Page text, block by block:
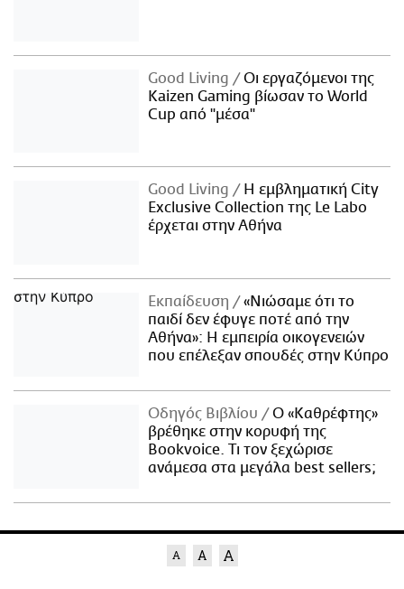
Good Living
Οι εργαζόμενοι της
Kaizen Gaming βίωσαν το World
Cup από "μέσα"
Good Living
Η εμβληματική City
Exclusive Collection της Le Labo
έρχεται στην Αθήνα
Εκπαίδευση
«Νιώσαμε ότι το
παιδί δεν έφυγε ποτέ από την
Αθήνα»: Η εμπειρία οικογενειών
που επέλεξαν σπουδές στην Κύπρο
Οδηγός Βιβλίου
Ο «Καθρέφτης»
βρέθηκε στην κορυφή της
Bookvoice. Τι τον ξεχώρισε
ανάμεσα στα μεγάλα best sellers;